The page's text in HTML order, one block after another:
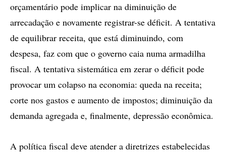
orçamentário pode implicar na diminuição de
arrecadação e novamente registrar-se déficit. A tentativa
de equilibrar receita, que está diminuindo, com
despesa, faz com que o governo caia numa armadilha
fiscal. A tentativa sistemática em zerar o déficit pode
provocar um colapso na economia: queda na receita;
corte nos gastos e aumento de impostos; diminuição da
demanda agregada e, finalmente, depressão econômica.
A política fiscal deve atender a diretrizes estabelecidas